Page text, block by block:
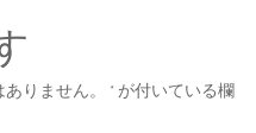
りません。 * が付いている欄